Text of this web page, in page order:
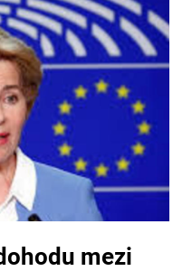
mezi